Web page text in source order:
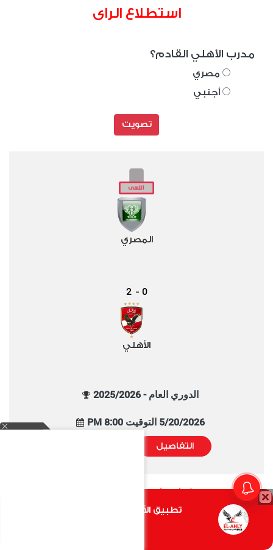
استطلاع الراى
مدرب الأهلي القادم؟
مصري
أجنبي
تصويت
المصري
0
-
2
الأهلي
الدوري العام - 2025/2026
5/20/2026 التوقيت 8:00 PM
التفاصيل
الفيديوهات الأكثر مشاهدة خلال شهر
تطبيق الأهلي.كوم متاح الأن